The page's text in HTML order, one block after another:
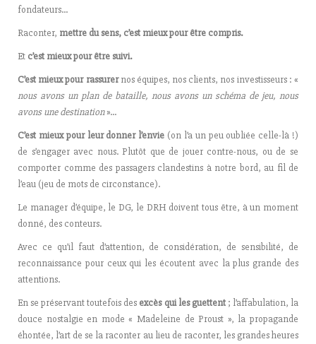
fondateurs…
Raconter, mettre du sens, c’est mieux pour être compris.
Et c’est mieux pour être suivi.
C’est mieux pour rassurernos équipes, nos clients, nos investisseurs : «
nous avons un plan de bataille, nous avons un schéma de jeu, nous
avons une destination»…
C’est mieux pour leur donner l’envie (on l’a un peu oubliée celle-là !)
de s’engager avec nous. Plutôt que de jouer contre-nous, ou de se
comporter comme des passagers clandestins à notre bord, au fil de
l’eau (jeu de mots de circonstance).
Le manager d’équipe, le DG, le DRH doivent tous être, à un moment
donné, des conteurs.
Avec ce qu’il faut d’attention, de considération, de sensibilité, de
reconnaissance pour ceux qui les écoutent avec la plus grande des
attentions.
En se préservant toutefois des excès qui les guettent; l’affabulation, la
douce nostalgie en mode « Madeleine de Proust », la propagande
éhontée, l’art de se la raconter au lieu de raconter, les grandes heures